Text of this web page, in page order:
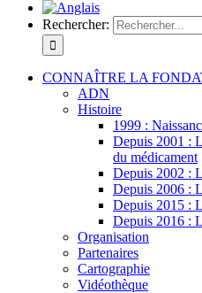
Rechercher:
CONNAÎTRE LA
ADN
Histoire
1999 :
Depuis 2001 :
du médicament
Depuis 2002 :
Depuis 2006 :
Depuis 2015 :
Depuis 2016 :
Organisation
Partenaires
Cartographie
Vidéothèque